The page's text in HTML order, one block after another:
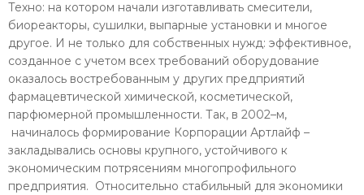
Техно: на котором начали изготавливать смесители,
биореакторы, сушилки, выпарные установки и многое
другое. И не только для собственных нужд: эффективное,
созданное с учетом всех требований оборудование
оказалось востребованным у других предприятий
фармацевтической химической, косметической,
парфюмерной промышленности. Так, в 2002–м,
начиналось формирование Корпорации Артлайф –
закладывались основы крупного, устойчивого к
экономическим потрясениям многопрофильного
предприятия. Относительно стабильный для экономики